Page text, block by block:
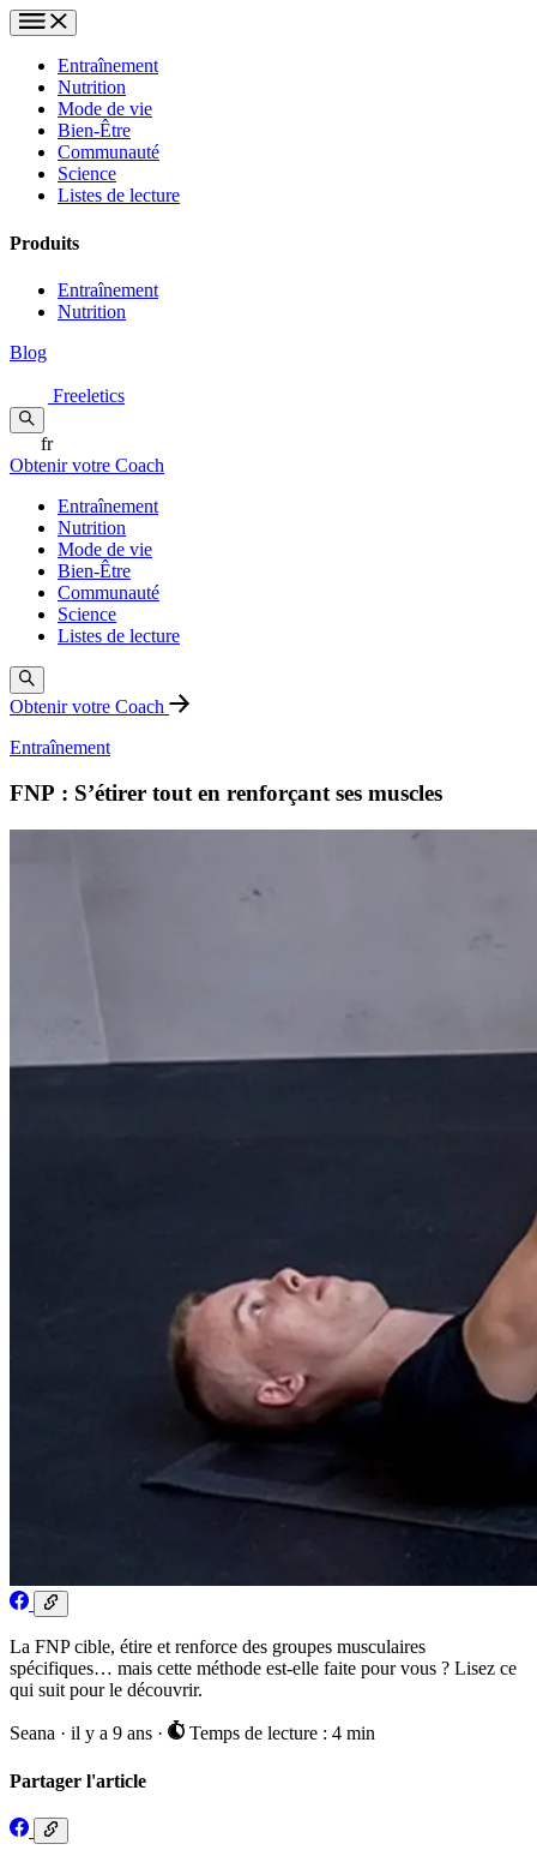
Entraînement
Nutrition
Mode de vie
Bien-Être
Communauté
Science
Listes de lecture
Produits
Entraînement
Nutrition
Blog
Freeletics
fr
Obtenir votre Coach
Entraînement
Nutrition
Mode de vie
Bien-Être
Communauté
Science
Listes de lecture
Obtenir votre Coach
Entraînement
FNP : S’étirer tout en renforçant ses muscles
La FNP cible, étire et renforce des groupes musculaires
spécifiques… mais cette méthode est-elle faite pour vous ? Lisez ce
qui suit pour le découvrir.
Seana · il y a 9 ans · Temps de lecture : 4 min
Partager l'article